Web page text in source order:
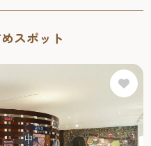
スポット